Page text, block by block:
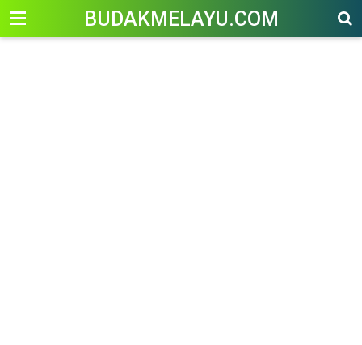
--> BUDAKMELAYU.COM